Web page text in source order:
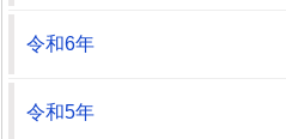
令和6年
令和5年